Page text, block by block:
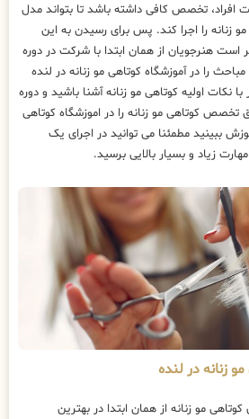
تخصص کافی داشته باشد تا بتواند مدل
زنانه را اجرا کند. پس برای رسیدن به این
هنرجویان از همان ابتدا با شرکت در دوره
را در آموزشگاه کوتاهی مو زنانه در لنده
نکات اولیه کوتاهی مو زنانه آشنا باشید و دوره
کوتاهی مو زنانه را در اموزشگاه کوتاهی
ببینید مطمئنا می توانید در اجرای یک
زیاد و بسیار بالایی برسید.
زنانه در لنده
مو زنانه از همان ابتدا در بهترین